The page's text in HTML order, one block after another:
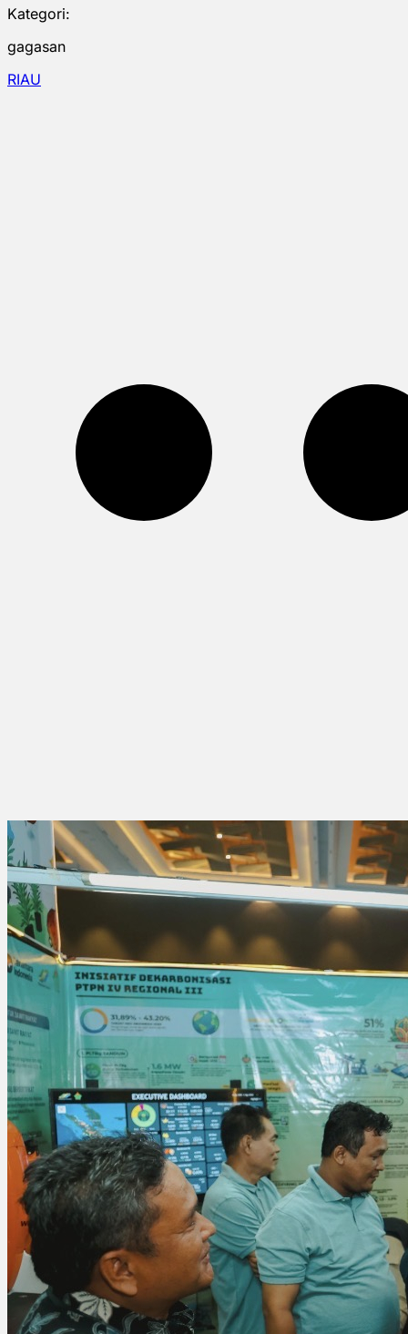
Kategori:
gagasan
RIAU